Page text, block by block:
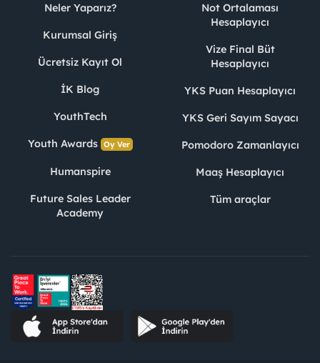
Neler Yaparız?
Kurumsal Giriş
Ücretsiz Kayıt Ol
İK Blog
YouthTech
Youth Awards Oy Ver
Humanspire
Future Sales Leader
Academy
Not Ortalaması
Hesaplayıcı
Vize Final Büt
Hesaplayıcı
YKS Puan Hesaplayıcı
YKS Geri Sayım Sayacı
Pomodoro Zamanlayıcı
Maaş Hesaplayıcı
Tüm araçlar